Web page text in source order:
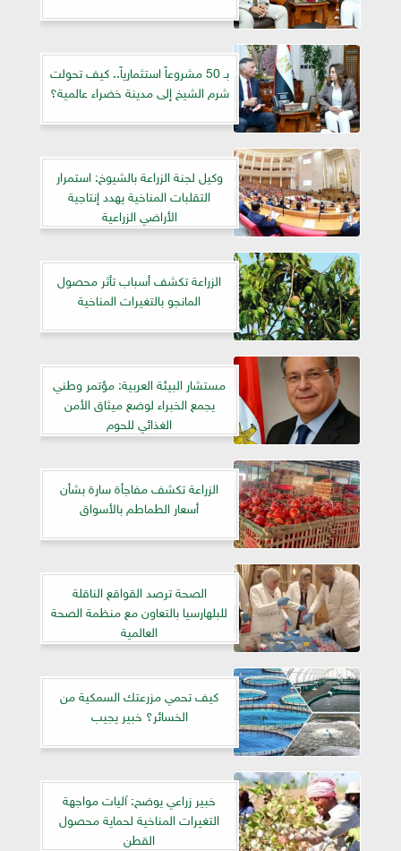
بـ 50 مشروعاً استثمارياً.. كيف تحولت
شرم الشيخ إلى مدينة خضراء عالمية؟
وكيل لجنة الزراعة بالشيوخ: استمرار
التقلبات المناخية يهدد إنتاجية
الأراضي الزراعية
الزراعة تكشف أسباب تأثر محصول
المانجو بالتغيرات المناخية
مستشار البيئة العربية: مؤتمر وطني
يجمع الخبراء لوضع ميثاق الأمن
الغذائي للحوم
الزراعة تكشف مفاجأة سارة بشأن
أسعار الطماطم بالأسواق
الصحة ترصد القواقع الناقلة
للبلهارسيا بالتعاون مع منظمة الصحة
العالمية
كيف تحمي مزرعتك السمكية من
الخسائر؟ خبير يجيب
خبير زراعي يوضح: آليات مواجهة
التغيرات المناخية لحماية محصول
القطن